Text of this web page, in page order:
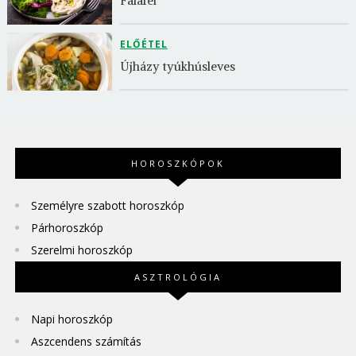
ELŐÉTEL
Újházy tyúkhúsleves
HOROSZKÓPOK
Személyre szabott horoszkóp
Párhoroszkóp
Szerelmi horoszkóp
ASZTROLÓGIA
Napi horoszkóp
Aszcendens számítás